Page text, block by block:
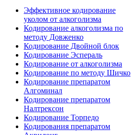
Эффективное кодирование
уколом от алкоголизма
Кодирование алкоголизма по
методу Довженко
Кодирование Двойной блок
Кодирование Эспераль
Кодирование от алкоголизма
Кодирование по методу Шичко
Кодирование препаратом
Алгоминал
Кодирование препаратом
Налтрексон
Кодирование Торпедо
Кодирования препаратом